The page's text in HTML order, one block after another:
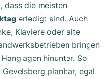
dass die meisten
erledigt sind. Auch
Klaviere oder alte
bringen
hinunter. So
planbar, egal